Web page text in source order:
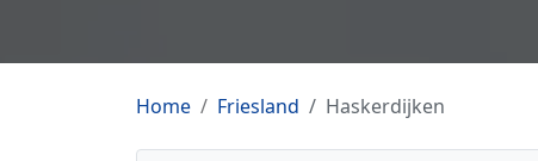
Home Friesland Haskerdijken